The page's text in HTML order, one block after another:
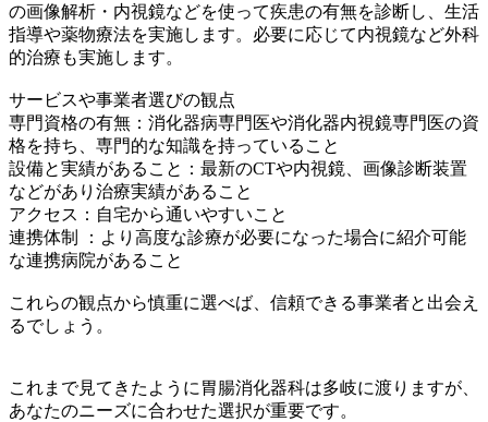
の画像解析・内視鏡などを使って疾患の有無を診断し、生活
指導や薬物療法を実施します。必要に応じて内視鏡など外科
的治療も実施します。
サービスや事業者選びの観点
専門資格の有無：消化器病専門医や消化器内視鏡専門医の資
格を持ち、専門的な知識を持っていること
設備と実績があること：最新のCTや内視鏡、画像診断装置
などがあり治療実績があること
アクセス：自宅から通いやすいこと
連携体制 ：より高度な診療が必要になった場合に紹介可能
な連携病院があること
これらの観点から慎重に選べば、信頼できる事業者と出会え
るでしょう。
これまで見てきたように胃腸消化器科は多岐に渡りますが、
あなたのニーズに合わせた選択が重要です。